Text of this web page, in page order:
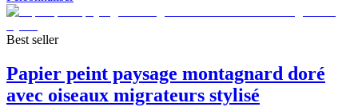
Best seller
Papier peint paysage montagnard doré
avec oiseaux migrateurs stylisé